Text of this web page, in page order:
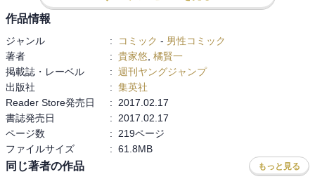
作品情報
ジャンル : コミック - 男性コミック
著者
: 貴家悠 橘賢一
掲載誌・レーベル
: 週刊ヤングジャンプ
出版社
: 集英社
Reader Store発売日
:
2017.02.17
書誌発売日
:
2017.02.17
ページ数
:
219ページ
ファイルサイズ
: 61.8MB
同じ著者の作品 もっと見る